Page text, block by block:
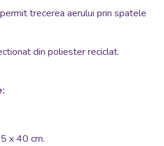
trecerea aerului prin spatele
din poliester reciclat.
x 40 cm.